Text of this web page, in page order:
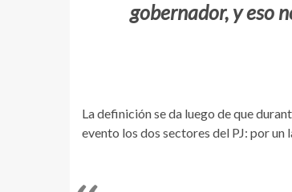
gobernador, y eso
La definición se da luego de que
evento los dos sectores del PJ: por